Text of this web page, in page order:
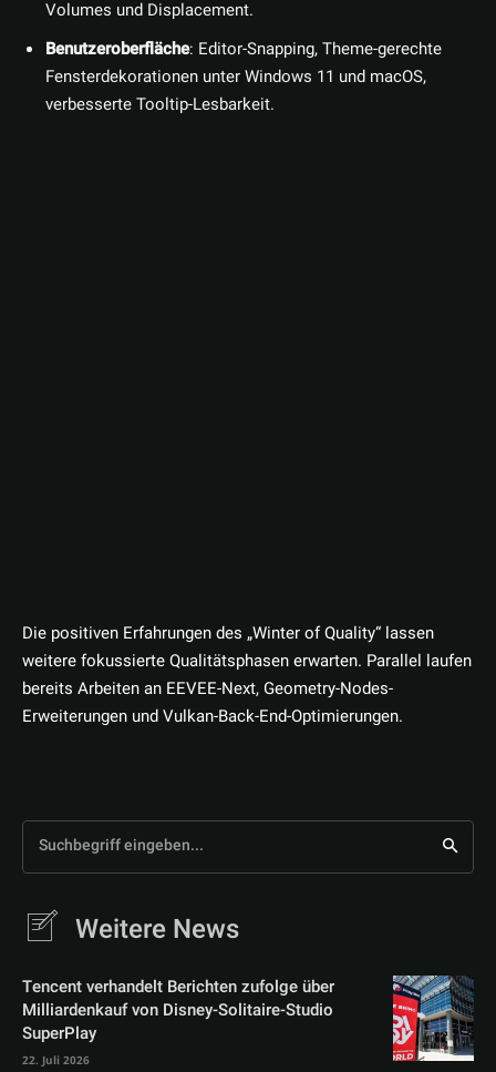
Volumes und Displacement.
Benutzeroberfläche: Editor-Snapping, Theme-gerechte
Fensterdekorationen unter Windows 11 und macOS,
verbesserte Tooltip-Lesbarkeit.
Die positiven Erfahrungen des „Winter of Quality“ lassen
weitere fokussierte Qualitätsphasen erwarten. Parallel laufen
bereits Arbeiten an EEVEE-Next, Geometry-Nodes-
Erweiterungen und Vulkan-Back-End-Optimierungen.
Suchbegriff eingeben...
Weitere News
Tencent verhandelt Berichten zufolge über
Milliardenkauf von Disney-Solitaire-Studio
SuperPlay
22. Juli 2026